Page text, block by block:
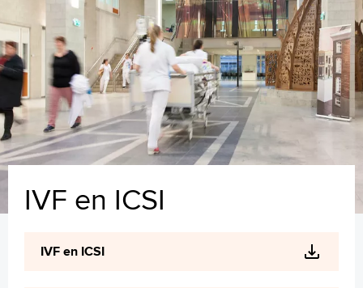
Specialismen
Werken en leren
Medewerkers
Contact
MijnASz
Verwijzers
IVF en ICSI
IVF en ICSI